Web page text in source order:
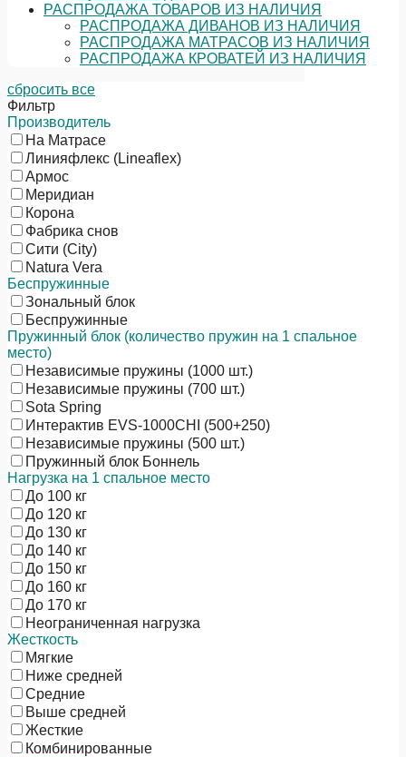
РАСПРОДАЖА ТОВАРОВ ИЗ НАЛИЧИЯ
РАСПРОДАЖА ДИВАНОВ ИЗ НАЛИЧИЯ
РАСПРОДАЖА МАТРАСОВ ИЗ НАЛИЧИЯ
РАСПРОДАЖА КРОВАТЕЙ ИЗ НАЛИЧИЯ
сбросить все
Фильтр
Производитель
На Матрасе
Линияфлекс (Lineaflex)
Армос
Меридиан
Корона
Фабрика снов
Сити (City)
Natura Vera
Беспружинные
Зональный блок
Беспружинные
Пружинный блок (количество пружин на 1 спальное
место)
Независимые пружины (1000 шт.)
Независимые пружины (700 шт.)
Sota Spring
Интерактив EVS-1000CHI (500+250)
Независимые пружины (500 шт.)
Пружинный блок Боннель
Нагрузка на 1 спальное место
До 100 кг
До 120 кг
До 130 кг
До 140 кг
До 150 кг
До 160 кг
До 170 кг
Неограниченная нагрузка
Жесткость
Мягкие
Ниже средней
Средние
Выше средней
Жесткие
Комбинированные